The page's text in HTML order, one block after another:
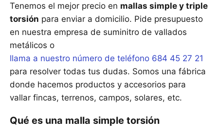
Tenemos el mejor precio en mallas simple y triple
torsión para enviar a domicilio. Pide presupuesto
en nuestra empresa de suminitro de vallados
metálicos o
llama a nuestro número de teléfono 684 45 27 21
para resolver todas tus dudas. Somos una fábrica
donde hacemos productos y accesorios para
vallar fincas, terrenos, campos, solares, etc.
Qué es una malla simple torsión